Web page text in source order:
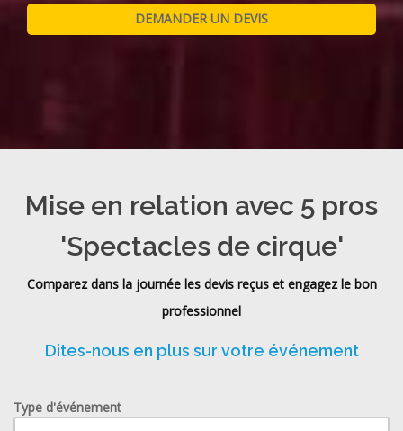
Mise en relation avec 5 pros
'Spectacles de cirque'
Comparez dans la journée les devis reçus et engagez le bon
professionnel
Dites-nous en plus sur votre événement
Type d'événement